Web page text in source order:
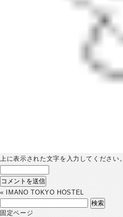
上に表示された文字を入力してください。
«
IMANO TOKYO HOSTEL
索:
固定ページ